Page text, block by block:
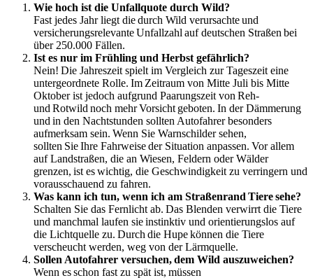
Wie hoch ist die Unfallquote durch Wild?
Fast jedes Jahr liegt die durch Wild verursachte und
versicherungsrelevante Unfallzahl auf deutschen Straßen bei
über 250.000 Fällen.
Ist es nur im Frühling und Herbst gefährlich?
Nein! Die Jahreszeit spielt im Vergleich zur Tageszeit eine
untergeordnete Rolle. Im Zeitraum von Mitte Juli bis Mitte
Oktober ist jedoch aufgrund Paarungszeit von Reh-
und Rotwild noch mehr Vorsicht geboten. In der Dämmerung
und in den Nachtstunden sollten Autofahrer besonders
aufmerksam sein. Wenn Sie Warnschilder sehen,
sollten Sie Ihre Fahrweise der Situation anpassen. Vor allem
auf Landstraßen, die an Wiesen, Feldern oder Wälder
grenzen, ist es wichtig, die Geschwindigkeit zu verringern und
vorausschauend zu fahren.
Was kann ich tun, wenn ich am Straßenrand Tiere sehe?
Schalten Sie das Fernlicht ab. Das Blenden verwirrt die Tiere
und manchmal laufen sie instinktiv und orientierungslos auf
die Lichtquelle zu. Durch die Hupe können die Tiere
verscheucht werden, weg von der Lärmquelle.
Sollen Autofahrer versuchen, dem Wild auszuweichen?
Wenn es schon fast zu spät ist, müssen